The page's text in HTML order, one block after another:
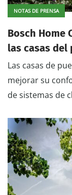
NOTAS DE PRENSA
Bosch Home
las casas del
Las casas de
mejorar su
de sistemas de